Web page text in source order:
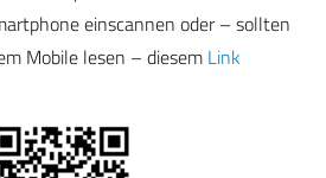
einscannen oder – sollten
Mobile lesen – diesem Link